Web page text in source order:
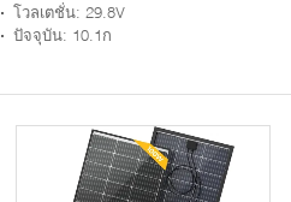
โวลเตชั่น: 29.8V
ปัจจุบัน: 10.1ก